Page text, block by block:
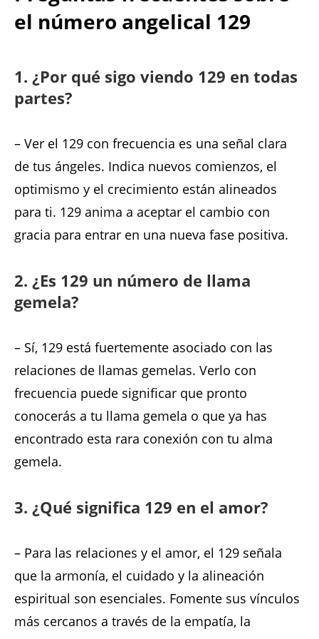
el número angelical 129
1. ¿Por qué sigo viendo 129 en todas
partes?
– Ver el 129 con frecuencia es una señal clara
de tus ángeles. Indica nuevos comienzos, el
optimismo y el crecimiento están alineados
para ti. 129 anima a aceptar el cambio con
gracia para entrar en una nueva fase positiva.
2. ¿Es 129 un número de llama
gemela?
– Sí, 129 está fuertemente asociado con las
relaciones de llamas gemelas. Verlo con
frecuencia puede significar que pronto
conocerás a tu llama gemela o que ya has
encontrado esta rara conexión con tu alma
gemela.
3. ¿Qué significa 129 en el amor?
– Para las relaciones y el amor, el 129 señala
que la armonía, el cuidado y la alineación
espiritual son esenciales. Fomente sus vínculos
más cercanos a través de la empatía, la